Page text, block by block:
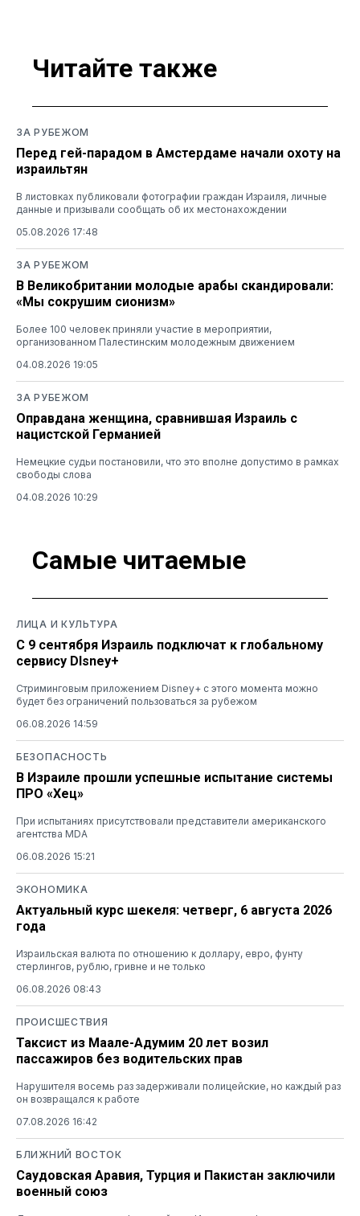
Читайте также
ЗА РУБЕЖОМ
Перед гей-парадом в Амстердаме начали охоту на
израильтян
В листовках публиковали фотографии граждан Израиля, личные
данные и призывали сообщать об их местонахождении
05.08.2026 17:48
ЗА РУБЕЖОМ
В Великобритании молодые арабы скандировали:
«Мы сокрушим сионизм»
Более 100 человек приняли участие в мероприятии,
организованном Палестинским молодежным движением
04.08.2026 19:05
ЗА РУБЕЖОМ
Оправдана женщина, сравнившая Израиль с
нацистской Германией
Немецкие судьи постановили, что это вполне допустимо в рамках
свободы слова
04.08.2026 10:29
Самые читаемые
ЛИЦА И КУЛЬТУРА
С 9 сентября Израиль подключат к глобальному
сервису DIsney+
Стриминговым приложением Disney+ с этого момента можно
будет без ограничений пользоваться за рубежом
06.08.2026 14:59
БЕЗОПАСНОСТЬ
В Израиле прошли успешные испытание системы
ПРО «Хец»
При испытаниях присутствовали представители американского
агентства MDA
06.08.2026 15:21
ЭКОНОМИКА
Актуальный курс шекеля: четверг, 6 августа 2026
года
Израильская валюта по отношению к доллару, евро, фунту
стерлингов, рублю, гривне и не только
06.08.2026 08:43
ПРОИСШЕСТВИЯ
Таксист из Маале-Адумим 20 лет возил
пассажиров без водительских прав
Нарушителя восемь раз задерживали полицейские, но каждый раз
он возвращался к работе
07.08.2026 16:42
БЛИЖНИЙ ВОСТОК
Саудовская Аравия, Турция и Пакистан заключили
военный союз